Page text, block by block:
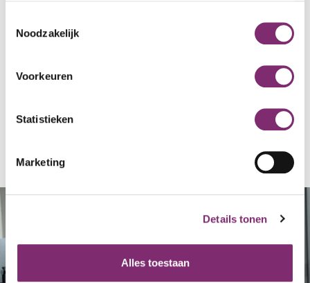
Noodzakelijk
Voorkeuren
Statistieken
Marketing
Details tonen
Alles toestaan